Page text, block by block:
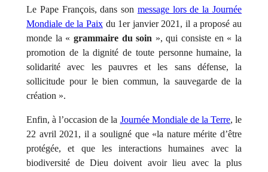
Le Pape François, dans son message lors de la Journée
Mondiale de la Paixdu 1er janvier 2021, il a proposé au
monde la « grammaire du soin », qui consiste en « la
promotion de la dignité de toute personne humaine, la
solidarité avec les pauvres et les sans défense, la
sollicitude pour le bien commun, la sauvegarde de la
création ».
Enfin, à l’occasion de la Journée Mondiale de la Terre, le
22 avril 2021, il a souligné que «la nature mérite d’être
protégée, et que les interactions humaines avec la
biodiversité de Dieu doivent avoir lieu avec la plus